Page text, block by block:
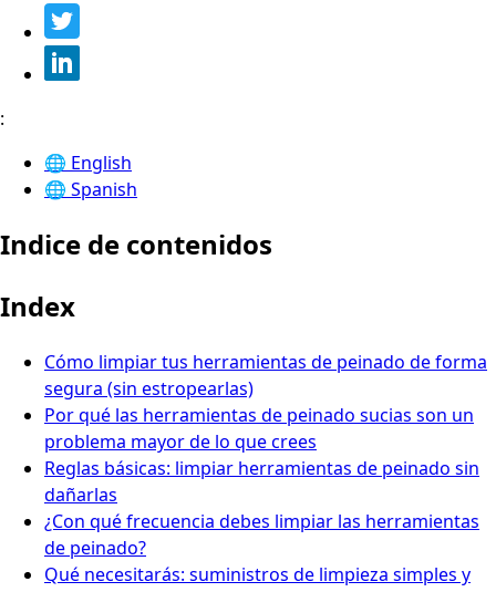
:
🌐 English
🌐 Spanish
Indice de contenidos
Index
Cómo limpiar tus herramientas de peinado de forma
segura (sin estropearlas)
Por qué las herramientas de peinado sucias son un
problema mayor de lo que crees
Reglas básicas: limpiar herramientas de peinado sin
dañarlas
¿Con qué frecuencia debes limpiar las herramientas
de peinado?
Qué necesitarás: suministros de limpieza simples y